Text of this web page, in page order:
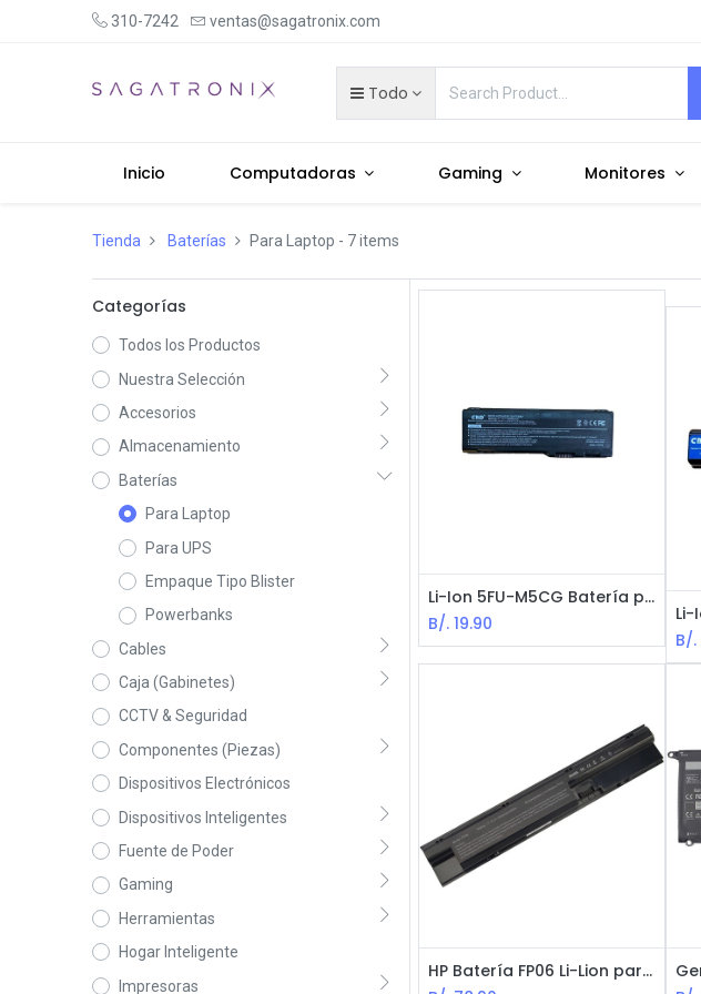
310-7242 ventas@sagatronix.com
Todo
Inicio Computadoras Gaming Monitores
Tienda Baterías Para Laptop - 7 items
Categorías
Todos los Productos
Nuestra Selección
Accesorios
Almacenamiento
Baterías
Para Laptop
Para UPS
Empaque Tipo Blister
Powerbanks
Cables
Caja (Gabinetes)
CCTV & Seguridad
Componentes (Piezas)
Dispositivos Electrónicos
Dispositivos Inteligentes
Fuente de Poder
Gaming
Herramientas
Hogar Inteligente
Impresoras
Li-Ion 5FU-M5CG Batería para Dell Inspiron - 11.1V / 5200 mAh / 6 celdas
B/.19.90
B/.
HP Batería FP06 Li-Lion para laptop